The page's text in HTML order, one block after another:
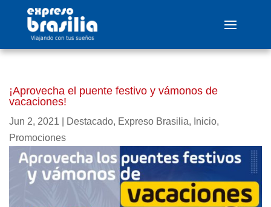
¡Aprovecha el puente festivo y vámonos de
vacaciones!
Jun 2, 2021 Destacado, Expreso Brasilia, Inicio,
Promociones